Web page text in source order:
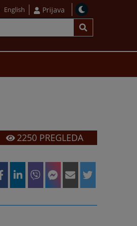
English Prijava
2250PREGLEDA